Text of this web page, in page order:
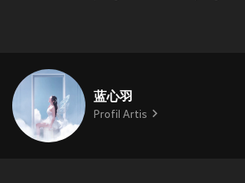
蓝心羽
Profil Artis